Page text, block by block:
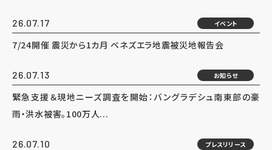
26.07.17 イベント
7/24開催 震災から1カ月 ベネズエラ地震被災地報告会
26.07.13 お知らせ
緊急支援＆現地ニーズ調査を開始：バングラデシュ南東部の豪
雨・洪水被害。100万人...
26.07.10 プレスリリース